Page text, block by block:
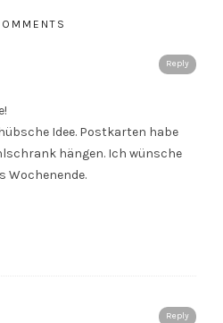
Reply
Idee. Postkarten habe
hängen. Ich wünsche
Wochenende.
Reply